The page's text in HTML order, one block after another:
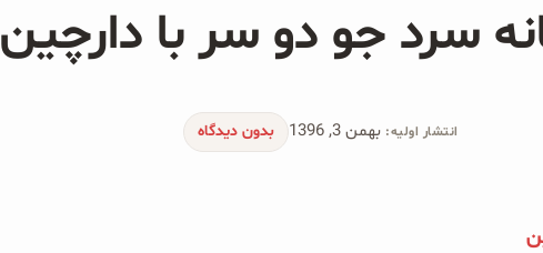
سرد جو دو سر با دارچین
انتشار اولیه: بهمن 3, 1396 بدون دیدگاه